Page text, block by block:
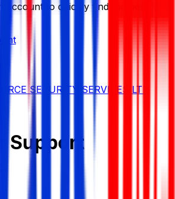
account to quickly find the best
SECURITY SERVICES LTD
Support